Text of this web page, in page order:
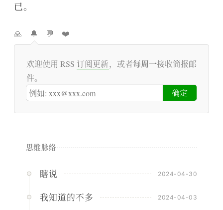
已。
🙏 🔔 💬 ❤️
欢迎使用 RSS 订阅更新，或者每周一接收简报邮
件。
思维脉络
瞎说 2024-04-30
我知道的不多 2024-04-03